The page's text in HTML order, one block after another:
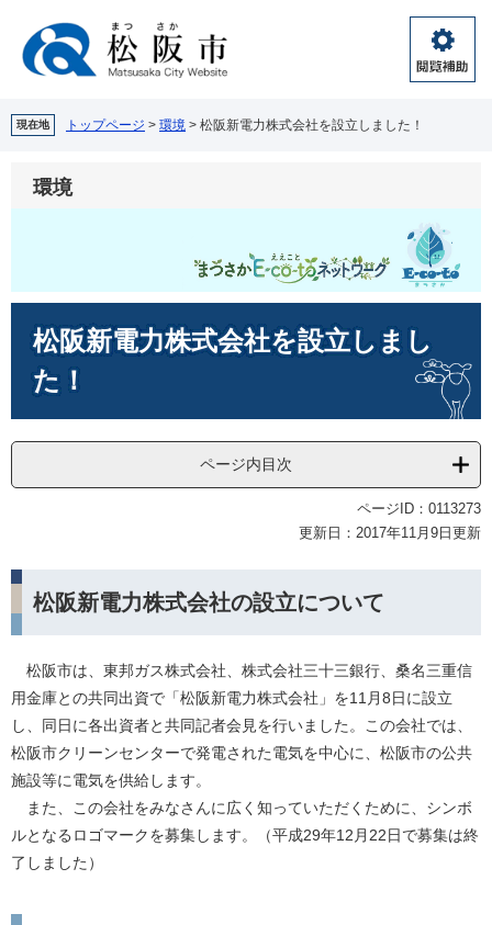
閲
覧
助
現在地 トップページ > 環境 > 松阪新電力株式会社を設立しました！
環境
松阪新電力株式会社を設立しまし
た！
ページ内目次
ページID：0113273
更新日：2017年11月9日更新
松阪新電力株式会社の設立について
松阪市は、東邦ガス株式会社、株式会社三十三銀行、桑名三重信
用金庫との共同出資で「松阪新電力株式会社」を11月8日に設立
し、同日に各出資者と共同記者会見を行いました。この会社では、
松阪市クリーンセンターで発電された電気を中心に、松阪市の公共
施設等に電気を供給します。
また、この会社をみなさんに広く知っていただくために、シンボ
ルとなるロゴマークを募集します。（平成29年12月22日で募集は終
了しました）